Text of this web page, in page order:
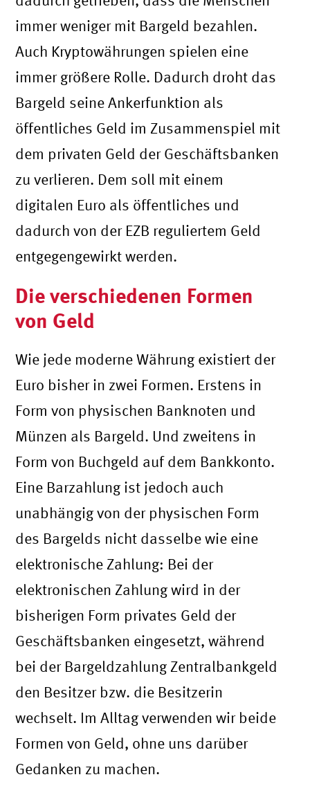
immer weniger mit Bargeld bezahlen.
Auch Kryptowährungen spielen eine
immer größere Rolle. Dadurch droht das
Bargeld seine Ankerfunktion als
öffentliches Geld im Zusammenspiel mit
dem privaten Geld der Geschäftsbanken
zu verlieren. Dem soll mit einem
digitalen Euro als öffentliches und
dadurch von der EZB reguliertem Geld
entgegengewirkt werden.
Die verschiedenen Formen
von Geld
Wie jede moderne Währung existiert der
Euro bisher in zwei Formen. Erstens in
Form von physischen Banknoten und
Münzen als Bargeld. Und zweitens in
Form von Buchgeld auf dem Bankkonto.
Eine Barzahlung ist jedoch auch
unabhängig von der physischen Form
des Bargelds nicht dasselbe wie eine
elektronische Zahlung: Bei der
elektronischen Zahlung wird in der
bisherigen Form privates Geld der
Geschäftsbanken eingesetzt, während
bei der Bargeldzahlung Zentralbankgeld
den Besitzer bzw. die Besitzerin
wechselt. Im Alltag verwenden wir beide
Formen von Geld, ohne uns darüber
Gedanken zu machen.